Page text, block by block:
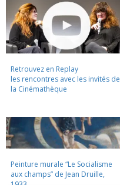
Retrouvez en Replay
les rencontres avec les invités de
la Cinémathèque
Peinture murale “Le Socialisme
aux champs” de Jean Druille,